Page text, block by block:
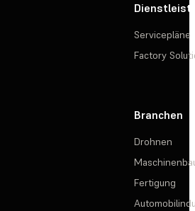
Servicepläne
Factory
Branchen
Drohnen
Fertigung